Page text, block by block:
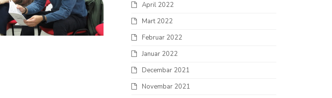
April 2022
Mart 2022
Februar 2022
Januar 2022
Decembar 2021
Novembar 2021